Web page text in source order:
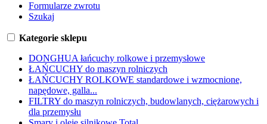
Formularze zwrotu
Szukaj
Kategorie sklepu
DONGHUA łańcuchy rolkowe i przemysłowe
ŁAŃCUCHY do maszyn rolniczych
ŁAŃCUCHY ROLKOWE standardowe i wzmocnione,
napędowe, galla...
FILTRY do maszyn rolniczych, budowlanych, ciężarowych i
dla przemysłu